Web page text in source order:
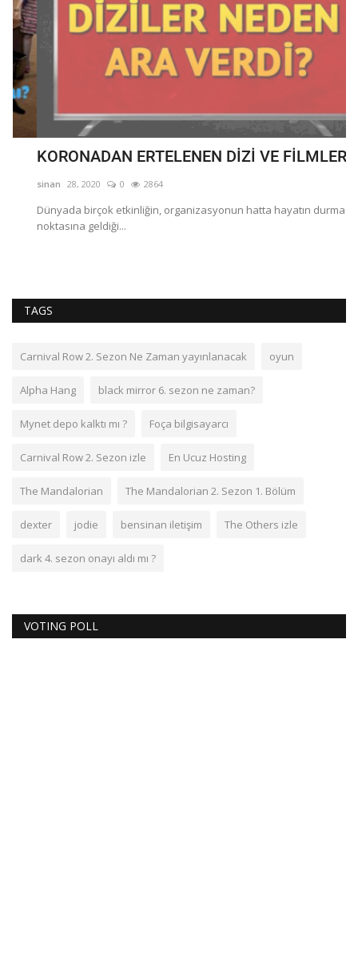
KORONADAN ERTELENEN DİZİ VE FİLMLER
28, 2020 0 2864
Dünyada birçok etkinliğin, organizasyonun hatta hayatın durma
noktasına geldiği...
TAGS
Carnival Row 2. Sezon Ne Zaman yayınlanacak oyun
Alpha Hang black mirror 6. sezon ne zaman?
Mynet depo kalktı mı ? Foça bilgisayarcı
Carnival Row 2. Sezon izle En Ucuz Hosting
The Mandalorian The Mandalorian 2. Sezon 1. Bölüm
dexter jodie bensinan iletişim The Others izle
dark 4. sezon onayı aldı mı ?
VOTING POLL